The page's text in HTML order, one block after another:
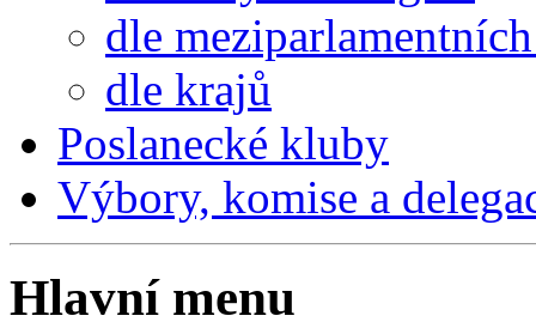
dle
dle krajů
Poslanecké kluby
Výbory, komise a
Hlavní menu